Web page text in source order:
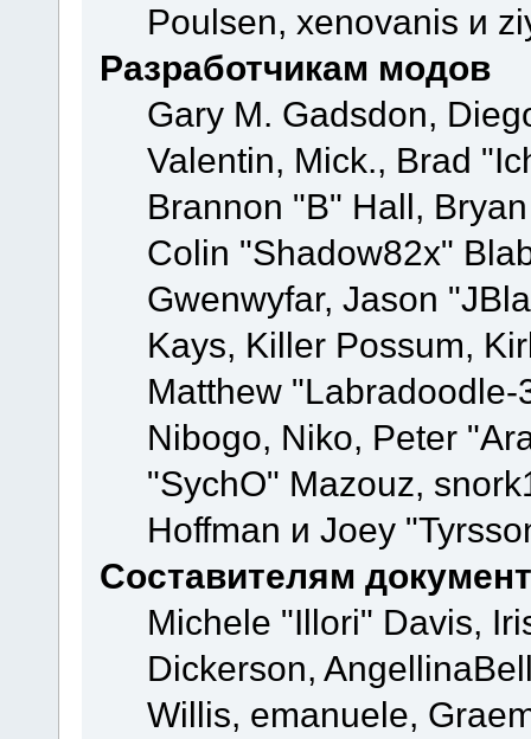
Poulsen, xenovanis и
Разработчикам модов
Gary M. Gadsdon,
Valentin, Mick., Brad
Brannon "B" Hall,
Colin "Shadow82x"
Gwenwyfar, Jason
Kays, Killer Possum,
Matthew
Nibogo, Niko, Peter
"SychO" Mazouz,
Hoffman и Joey
Составителям
Michele "Illori" Davis,
Dickerson,
Willis, emanuele,